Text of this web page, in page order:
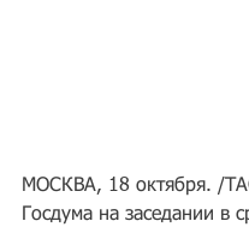
МОСКВА, 18 октября. /
Госдума на заседании в